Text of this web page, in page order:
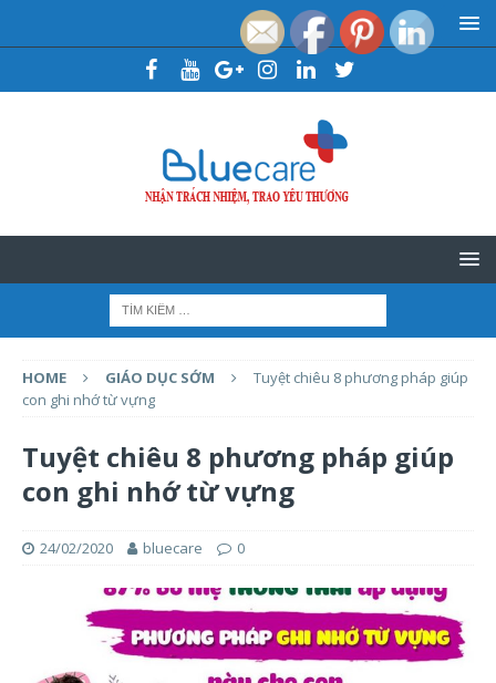
HOME GIÁO DỤC SỚM
Tuyệt chiêu 8 phương pháp giúp
con ghi nhớ từ vựng
Tuyệt chiêu 8 phương pháp giúp
con ghi nhớ từ vựng
24/02/2020 bluecare 0